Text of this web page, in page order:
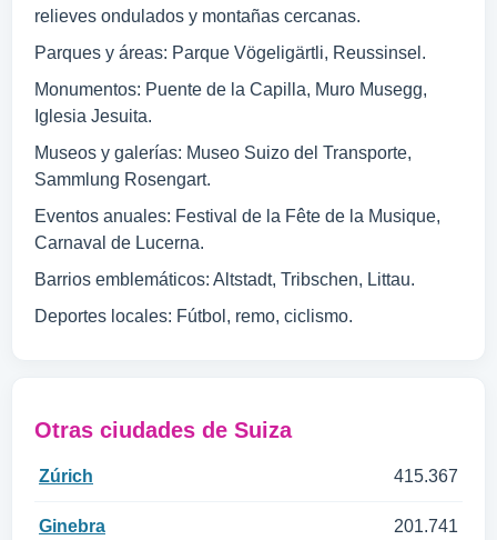
relieves ondulados y montañas cercanas.
Parques y áreas: Parque Vögeligärtli, Reussinsel.
Monumentos: Puente de la Capilla, Muro Musegg,
Iglesia Jesuita.
Museos y galerías: Museo Suizo del Transporte,
Sammlung Rosengart.
Eventos anuales: Festival de la Fête de la Musique,
Carnaval de Lucerna.
Barrios emblemáticos: Altstadt, Tribschen, Littau.
Deportes locales: Fútbol, remo, ciclismo.
Otras ciudades de Suiza
Zúrich 415.367
Ginebra 201.741